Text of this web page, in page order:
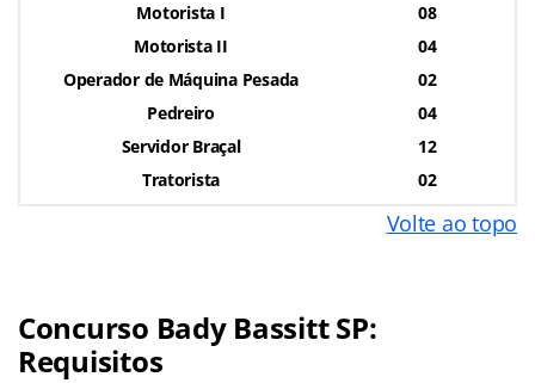
Motorista I
Motorista II
Operador de Máquina Pesada
Pedreiro
Servidor Braçal
Tratorista
08
04
02
04
12
02
Volte ao topo
Concurso Bady Bassitt SP:
Requisitos